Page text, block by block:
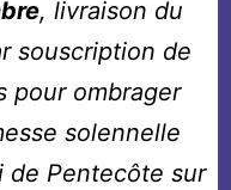
, livraison du
souscription de
pour ombrager
solennelle
de Pentecôte sur